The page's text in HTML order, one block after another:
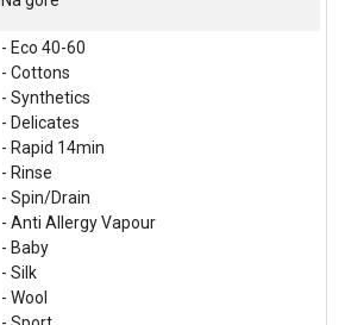
- Eco 40-60
- Cottons
- Synthetics
- Delicates
- Rapid 14min
- Rinse
- Spin/Drain
- Anti Allergy Vapour
- Baby
- Silk
- Wool